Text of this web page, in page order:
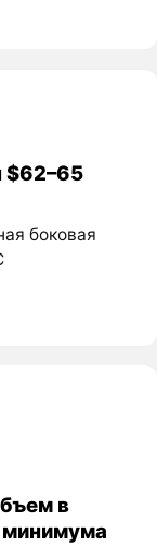
$62–65
боковая
в
минимума